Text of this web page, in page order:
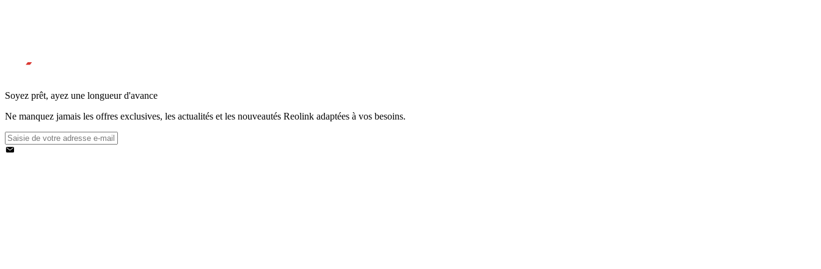
Soyez prêt, ayez une longueur d'avance
Ne manquez jamais les offres exclusives, les actualités et les nouveautés Reolink adaptées à vos besoins.